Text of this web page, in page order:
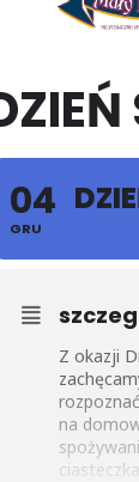
04
GRU
Z okazji
na